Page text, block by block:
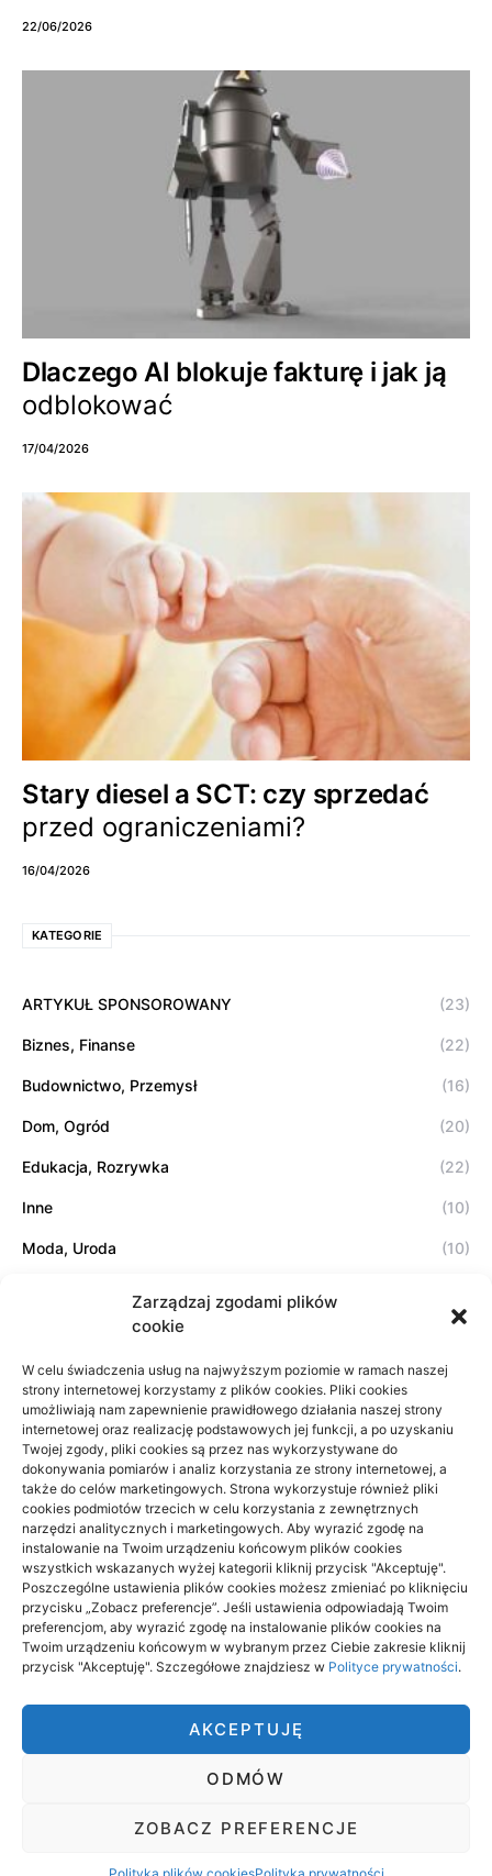
Zarządzaj zgodami plików
cookie
W celu świadczenia usług na najwyższym poziomie w ramach naszej
strony internetowej korzystamy z plików cookies. Pliki cookies
umożliwiają nam zapewnienie prawidłowego działania naszej strony
internetowej oraz realizację podstawowych jej funkcji, a po uzyskaniu
Twojej zgody, pliki cookies są przez nas wykorzystywane do
dokonywania pomiarów i analiz korzystania ze strony internetowej, a
także do celów marketingowych. Strona wykorzystuje również pliki
cookies podmiotów trzecich w celu korzystania z zewnętrznych
narzędzi analitycznych i marketingowych. Aby wyrazić zgodę na
instalowanie na Twoim urządzeniu końcowym plików cookies
wszystkich wskazanych wyżej kategorii kliknij przycisk "Akceptuję".
Poszczególne ustawienia plików cookies możesz zmieniać po kliknięciu
przycisku „Zobacz preferencje”. Jeśli ustawienia odpowiadają Twoim
preferencjom, aby wyrazić zgodę na instalowanie plików cookies na
Twoim urządzeniu końcowym w wybranym przez Ciebie zakresie kliknij
przycisk "Akceptuję". Szczegółowe znajdziesz w Polityce prywatności.
AKCEPTUJĘ
ODMÓW
ZOBACZ PREFERENCJE
22/06/2026
Dlaczego AI blokuje fakturę i jak ją
odblokować
17/04/2026
Stary diesel a SCT: czy sprzedać
przed ograniczeniami?
16/04/2026
KATEGORIE
ARTYKUŁ SPONSOROWANY (23)
Biznes, Finanse (22)
Budownictwo, Przemysł (16)
Dom, Ogród (20)
Edukacja, Rozrywka (22)
Inne (10)
Moda, Uroda (10)
Sport, Turystyka (5)
Technologie (11)
Zdrowie, Medycyna
wizytówki nap
Projekty domów Podkarpacie
Wszelkie prawa zastrzeżone
EXPERTUS
Polityka prywatności Polityka plików cookies (EU)